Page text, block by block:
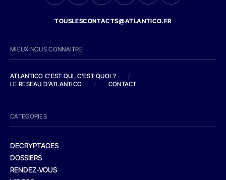
TOUSLESCONTACTS@ATLANTICO.FR
MIEUX NOUS CONNAITRE
ATLANTICO C'EST QUI, C'EST QUOI ?
/
LE RESEAU D'ATLANTICO
/ CONTACT
CATEGORIES
DECRYPTAGES
DOSSIERS
RENDEZ-VOUS